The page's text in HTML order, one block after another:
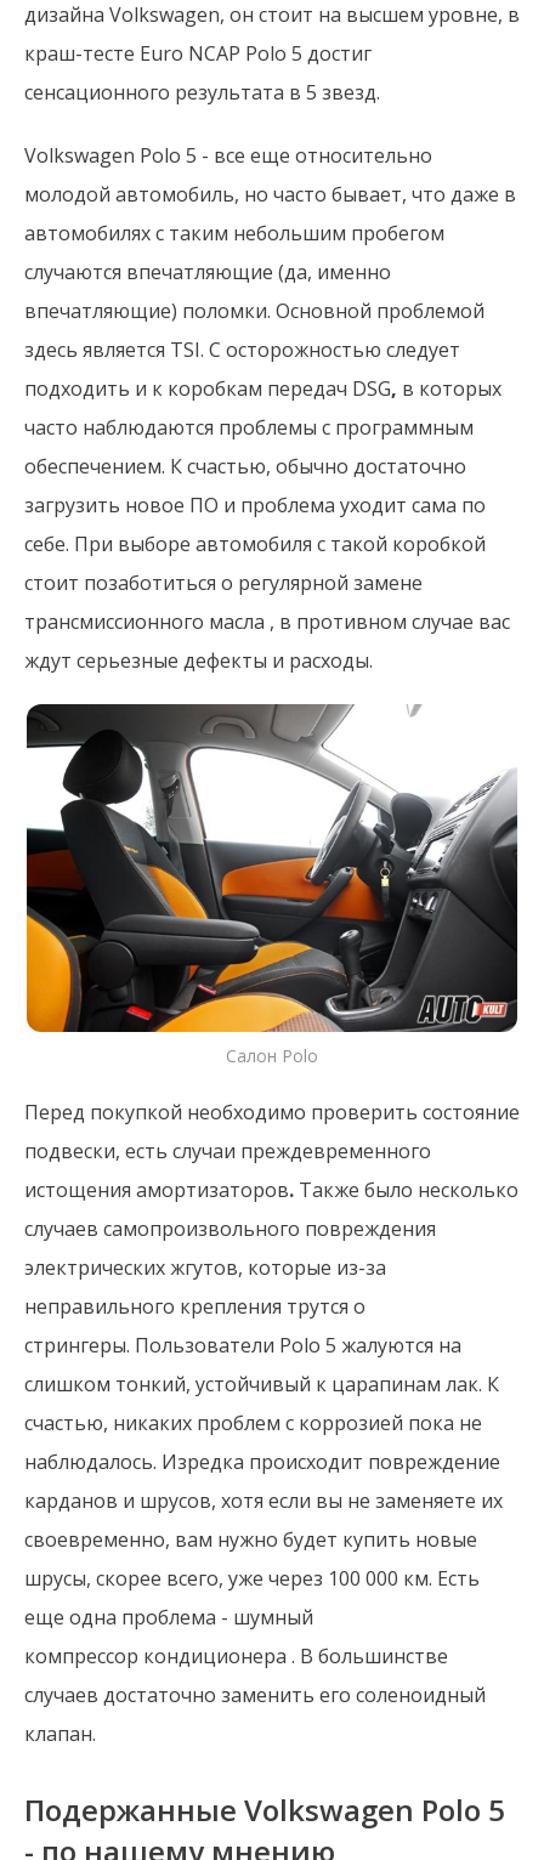
дизайна Volkswagen, он стоит на высшем уровне, в
краш-тесте Euro NCAP Polo 5 достиг
сенсационного результата в 5 звезд.
Volkswagen Polo 5 - все еще относительно
молодой автомобиль, но часто бывает, что даже в
автомобилях с таким небольшим пробегом
случаются впечатляющие (да, именно
впечатляющие) поломки. Основной проблемой
здесь является TSI. С осторожностью следует
подходить и к коробкам передач DSG, в которых
часто наблюдаются проблемы с программным
обеспечением. К счастью, обычно достаточно
загрузить новое ПО и проблема уходит сама по
себе. При выборе автомобиля с такой коробкой
стоит позаботиться о регулярной замене
трансмиссионного масла , в противном случае вас
ждут серьезные дефекты и расходы.
Салон Polo
Перед покупкой необходимо проверить состояние
подвески, есть случаи преждевременного
истощения амортизаторов. Также было несколько
случаев самопроизвольного повреждения
электрических жгутов, которые из-за
неправильного крепления трутся о
стрингеры. Пользователи Polo 5 жалуются на
слишком тонкий, устойчивый к царапинам лак. К
счастью, никаких проблем с коррозией пока не
наблюдалось. Изредка происходит повреждение
карданов и шрусов, хотя если вы не заменяете их
своевременно, вам нужно будет купить новые
шрусы, скорее всего, уже через 100 000 км. Есть
еще одна проблема - шумный
компрессор кондиционера . В большинстве
случаев достаточно заменить его соленоидный
клапан.
Подержанные Volkswagen Polo 5
- по нашему мнению